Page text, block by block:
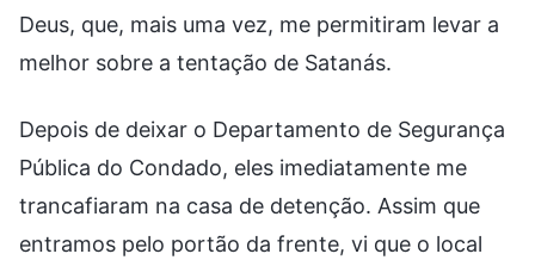
Deus, que, mais uma vez, me permitiram levar a
melhor sobre a tentação de Satanás.
Depois de deixar o Departamento de Segurança
Pública do Condado, eles imediatamente me
trancafiaram na casa de detenção. Assim que
entramos pelo portão da frente, vi que o local